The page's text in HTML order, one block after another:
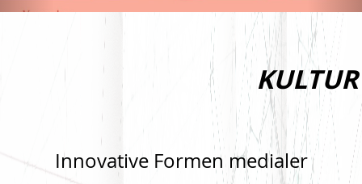
KULTUR
Innovative Formen medialer